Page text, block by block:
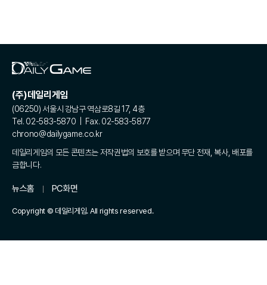
(주)데일리게임
(06250) 서울시 강남구 역삼로8길 17, 4층
Tel. 02-583-5870 | Fax. 02-583-5877
chrono@dailygame.co.kr
데일리게임의 모든 콘텐츠는 저작권법의 보호를 받으며 무단 전재, 복사, 배포를
금합니다.
뉴스홈 PC화면
Copyright © 데일리게임. All rights reserved.